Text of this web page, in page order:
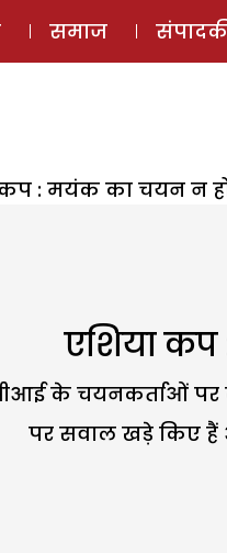
समाज
कप : मयंक का चयन न
एशिया
के चयनकर्ताओं पर
पर सवाल खड़े किए